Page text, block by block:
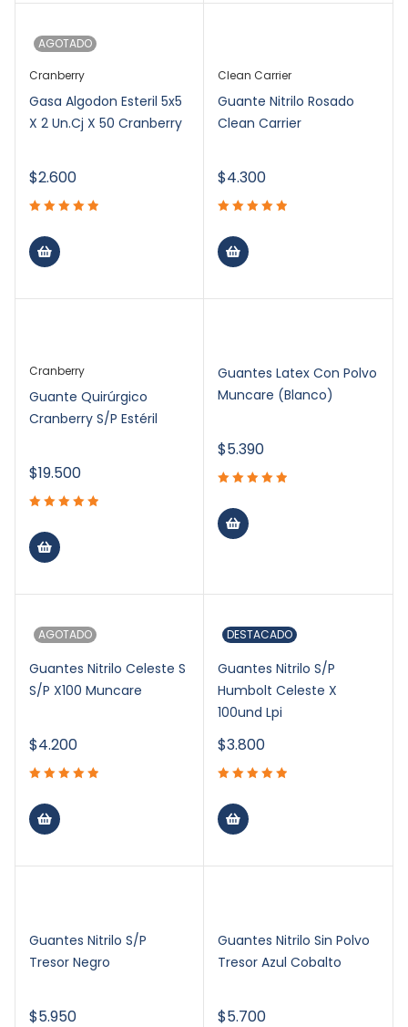
AGOTADO
Cranberry
Gasa Algodon Esteril 5x5
X 2 Un.Cj X 50 Cranberry
$2.600
Clean Carrier
Guante Nitrilo Rosado
Clean Carrier
$4.300
Cranberry
Guante Quirúrgico
Cranberry S/P Estéril
$19.500
Guantes Latex Con Polvo
Muncare (Blanco)
$5.390
AGOTADO
Guantes Nitrilo Celeste S
S/P X100 Muncare
$4.200
DESTACADO
Guantes Nitrilo S/P
Humbolt Celeste X
100und Lpi
$3.800
Guantes Nitrilo S/P
Tresor Negro
$5.950
Guantes Nitrilo Sin Polvo
Tresor Azul Cobalto
$5.700